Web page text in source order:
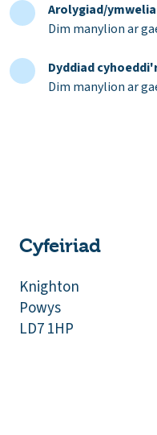
Arolygiad/
Dim manylion ar
Dyddiad
Dim manylion ar
Cyfeiriad
Knighton
Powys
LD7 1HP